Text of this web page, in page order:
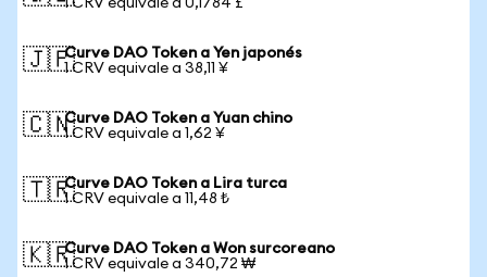
1 CRV equivale a 0,1784 £
🇯🇵Curve DAO Token a Yen japonés
1 CRV equivale a 38,11 ¥
🇨🇳Curve DAO Token a Yuan chino
1 CRV equivale a 1,62 ¥
🇹🇷Curve DAO Token a Lira turca
1 CRV equivale a 11,48 ₺
🇰🇷Curve DAO Token a Won surcoreano
1 CRV equivale a 340,72 ₩